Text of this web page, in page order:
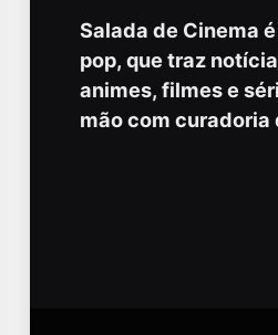
Salada de Cinema
pop, que traz
animes, filmes e
mão com curadoria